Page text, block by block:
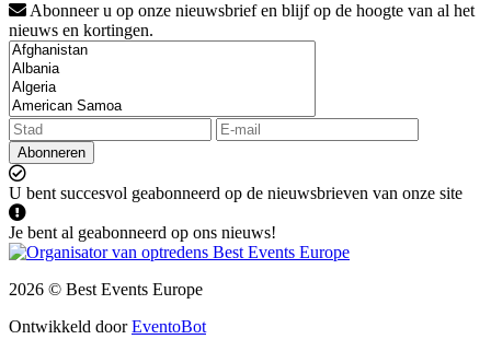
Abonneer u op onze nieuwsbrief en blijf op de hoogte van al het
nieuws en kortingen.
Abonneren
U bent succesvol geabonneerd op de nieuwsbrieven van onze site
Je bent al geabonneerd op ons nieuws!
2026 © Best Events Europe
Ontwikkeld doorEventoBot